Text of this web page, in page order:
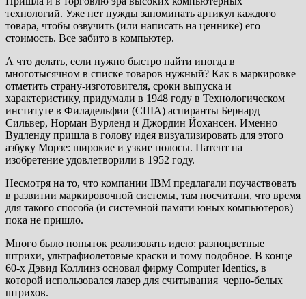
технологий. Уже нет нужды запоминать артикул каждого
товара, чтобы озвучить (или написать на ценнике) его
стоимость. Все забито в компьютер.
А что делать, если нужно быстро найти иногда в
многотысячном в списке товаров нужный? Как в маркировке
отметить страну-изготовителя, сроки выпуска и
характеристику, придумали в 1948 году в Технологическом
институте в Филадельфии (США) аспиранты Бернард
Сильвер, Норман Вурленд и Джордин Йохансен. Именно
Вудленду пришла в голову идея визуализировать для этого
азбуку Морзе: широкие и узкие полосы. Патент на
изобретение удовлетворили в 1952 году.
Несмотря на то, что компании IBM предлагали поучаствовать
в развитии маркировочной системы, там посчитали, что время
для такого способа (и системной памяти юных компьютеров)
пока не пришло.
Много было попыток реализовать идею: разноцветные
штрихи, ультрафиолетовые краски и тому подобное. В конце
60-х Дэвид Коллинз основал фирму Computer Identics, в
которой использовался лазер для считывания черно-белых
штрихов.